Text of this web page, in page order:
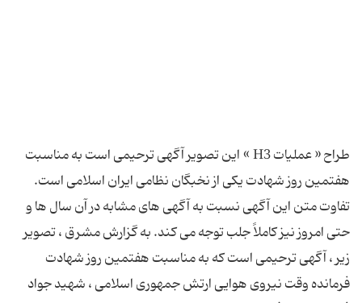
طراح « عملیات H3 » این تصویر آگهی ترحیمی است به مناسبت
هفتمین روز شهادت یکی از نخبگان نظامی ایران اسلامی است.
تفاوت متن این آگهی نسبت به آگهی های مشابه در آن سال ها و
حتی امروز نیز کاملاً جلب توجه می کند. به گزارش مشرق ، تصویر
زیر ، آگهی ترحیمی است که به مناسبت هفتمین روز شهادت
فرمانده وقت نیروی هوایی ارتش جمهوری اسلامی ، شهید جواد